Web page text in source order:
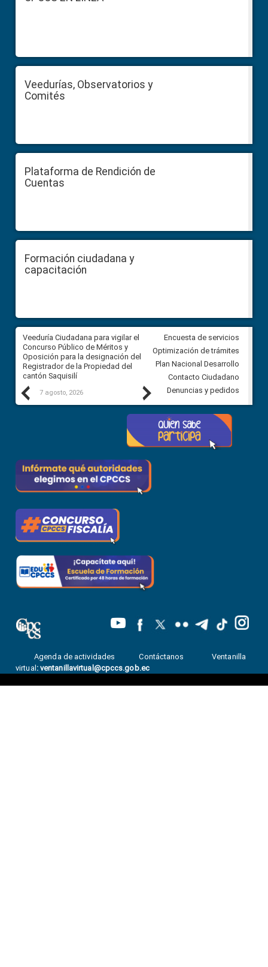
Veedurías, Observatorios y
Comités
Plataforma de Rendición de
Cuentas
Formación ciudadana y
capacitación
Previous
Veeduría Ciudadana para vigilar el
Concurso Público de Méritos y
Oposición para la designación del
Registrador de la Propiedad del
cantón Saquisilí
7 agosto, 2026
Veeduría Ciudadana para
construcción del asfaltado de
Ballenita del cantón Santa
7 agosto, 2026
Next
Encuesta de servicios
Optimización de trámites
Plan Nacional Desarrollo
Contacto Ciudadano
Denuncias y pedidos
Agenda de actividades Contáctanos
Ventanilla
virtual : ventanillavirtual@cpccs.gob.ec